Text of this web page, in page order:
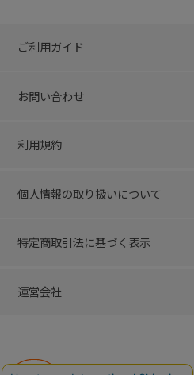
ご利用ガイド
お問い合わせ
利用規約
個人情報の取り扱いについて
特定商取引法に基づく表示
運営会社